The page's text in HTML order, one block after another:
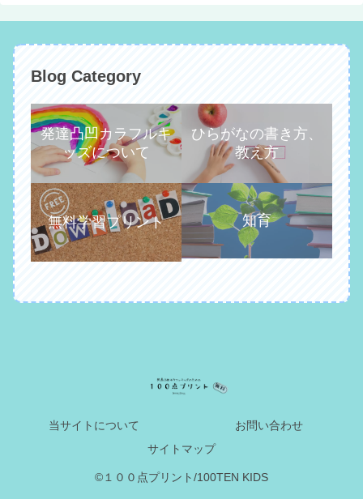
Blog Category
発達凸凹カラフルキ
ッズについて
ひらがなの書き方、
教え方
無料学習プリント 知育
当サイトについて
お問い合わせ
サイトマップ
©１００点プリント/100TEN KIDS